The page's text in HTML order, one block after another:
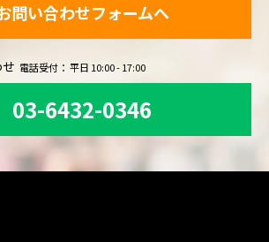
問い合わせフォームへ
電話受付： 平日 10:00 - 17:00
03-6432-0346